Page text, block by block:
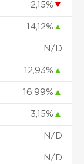
-2,15% ▼
14,12% ▲
N/D
12,93% ▲
16,99% ▲
3,15% ▲
N/D
N/D